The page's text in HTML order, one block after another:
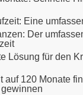
Eine
Der
Lösung für den
auf 120 Monate